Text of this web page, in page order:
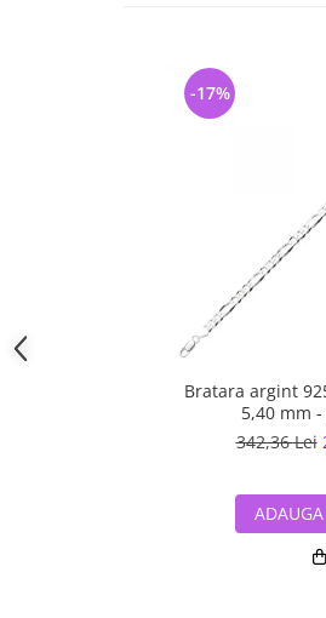
Bratara argint
5,40 mm -
342,36 Lei
-17%